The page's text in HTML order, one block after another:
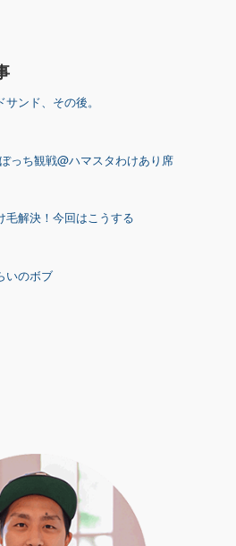
ンド、その後。
っち観戦@ハマスタわけあり席
毛解決！今回はこうする
いのボブ